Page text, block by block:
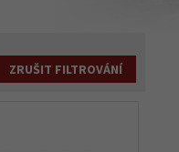
ZRUŠIT FILTROVÁNÍ